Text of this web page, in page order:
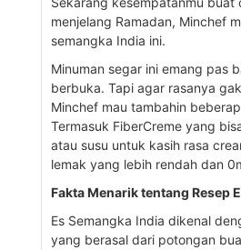
menjelang Ramadan, Minchef
semangka India ini.
Minuman segar ini emang pas
berbuka. Tapi agar rasanya
Minchef mau tambahin
Termasuk FiberCreme yang
atau susu untuk kasih rasa
lemak yang lebih rendah dan
Fakta Menarik tentang Resep
Es Semangka India dikenal
yang berasal dari potongan